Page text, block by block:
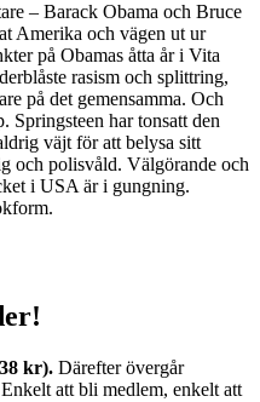
– Barack Obama och Bruce
Amerika och vägen ut ur
på Obamas åtta år i Vita
rasism och splittring,
på det gemensamma. Och
Springsteen har tonsatt den
väjt för att belysa sitt
och polisvåld. Välgörande och
i USA är i gungning.
kr). Därefter övergår
att bli medlem, enkelt att